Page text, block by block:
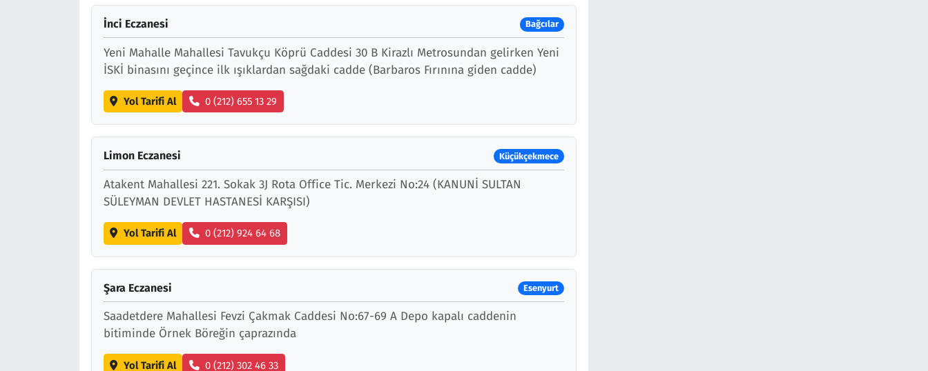
İnci Eczanesi Bağcılar
Yeni Mahalle Mahallesi Tavukçu Köprü Caddesi 30 B Kirazlı Metrosundan gelirken Yeni
İSKİ binasını geçince ilk ışıklardan sağdaki cadde (Barbaros Fırınına giden cadde)
Yol Tarifi Al 0 (212) 655 13 29
Limon Eczanesi Küçükçekmece
Atakent Mahallesi 221. Sokak 3J Rota Office Tic. Merkezi No:24 (KANUNİ SULTAN
SÜLEYMAN DEVLET HASTANESİ KARŞISI)
Yol Tarifi Al 0 (212) 924 64 68
Şara Eczanesi Esenyurt
Saadetdere Mahallesi Fevzi Çakmak Caddesi No:67-69 A Depo kapalı caddenin
bitiminde Örnek Böreğin çaprazında
Yol Tarifi Al 0 (212) 302 46 33